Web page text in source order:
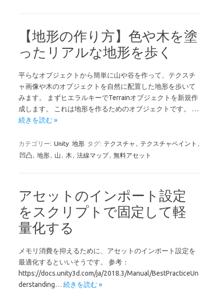
【地形の作り方】色や木を塗
ったリアルな地形を歩く
平らなオブジェクトから簡単に山や谷を作って、テクスチ
ャ画像や木のオブジェクトを自然に配置した地形を歩いて
みます。 まずヒエラルキーでTerrainオブジェクトを新規作
成します。 これは地形を作るためのオブジェクトです。 …
続きを読む »
カテゴリー: Unity 地形 タグ: テクスチャ , テクスチャペイント ,
凹凸 , 地形, 山 , 木 , 法線マップ, 無料アセット
アセットのインポート設定
をスクリプトで固定して軽
量化する
メモリ消費を抑えるために、アセットのインポート設定を
最適化するといいそうです。 参考：
https://docs.unity3d.com/ja/2018.3/Manual/BestPracticeUn
derstanding… 続きを読む »